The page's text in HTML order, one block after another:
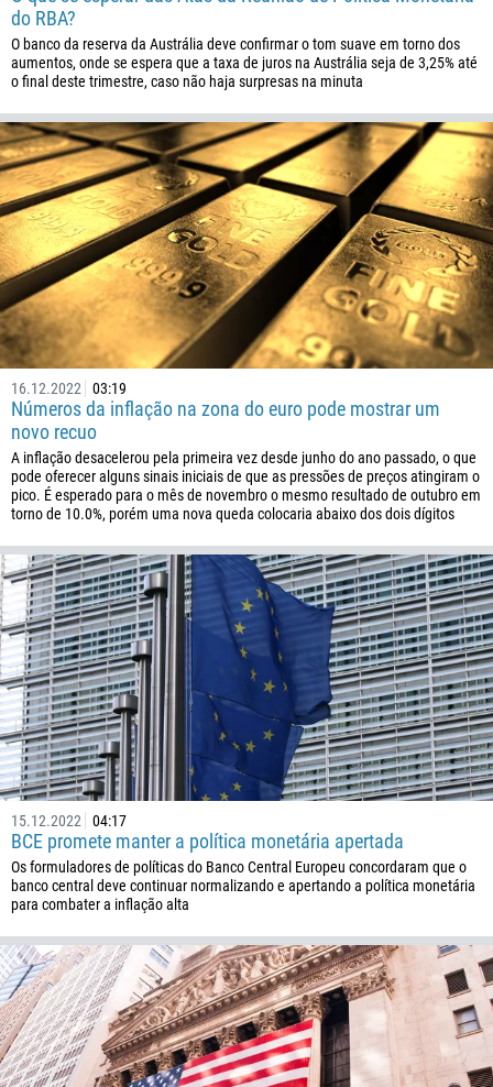
do RBA?
O banco da reserva da Austrália deve confirmar o tom suave em torno dos
aumentos, onde se espera que a taxa de juros na Austrália seja de 3,25% até
o final deste trimestre, caso não haja surpresas na minuta
16.12.2022 03:19
Números da inflação na zona do euro pode mostrar um
novo recuo
A inflação desacelerou pela primeira vez desde junho do ano passado, o que
pode oferecer alguns sinais iniciais de que as pressões de preços atingiram o
pico. É esperado para o mês de novembro o mesmo resultado de outubro em
torno de 10.0%, porém uma nova queda colocaria abaixo dos dois dígitos
15.12.2022 04:17
BCE promete manter a política monetária apertada
Os formuladores de políticas do Banco Central Europeu concordaram que o
banco central deve continuar normalizando e apertando a política monetária
para combater a inflação alta
Ligue de volta
Número de telefone
1
355
213
376
244
672
1268
54
374
297
61
43
994
1242
973
880
1246
375
32
501
229
Agende uma chamada
00:00 — 23:00
Insira seu e-mail
Insira seu comentário, se necessário
ME LIGUE DE VOLTA